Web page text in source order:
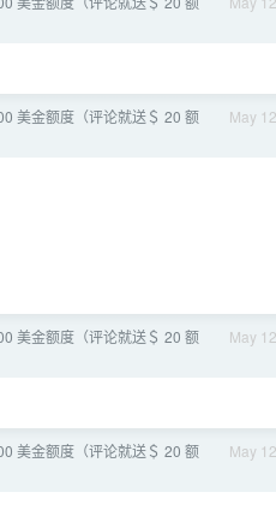
May 12
美金额度（评论就送＄ 20 额
May 12
美金额度（评论就送＄ 20 额
May 12
美金额度（评论就送＄ 20 额